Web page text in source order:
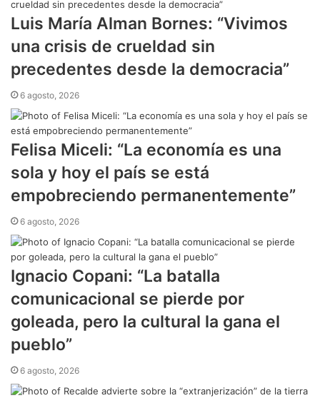
Luis María Alman Bornes: “Vivimos
una crisis de crueldad sin
precedentes desde la democracia”
6 agosto, 2026
Felisa Miceli: “La economía es una
sola y hoy el país se está
empobreciendo permanentemente”
6 agosto, 2026
Ignacio Copani: “La batalla
comunicacional se pierde por
goleada, pero la cultural la gana el
pueblo”
6 agosto, 2026